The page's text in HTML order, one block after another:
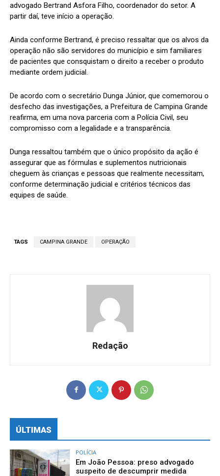
advogado Bertrand Asfora Filho, coordenador do setor. A
partir daí, teve início a operação.
Ainda conforme Bertrand, é preciso ressaltar que os alvos da
operação não são servidores do município e sim familiares
de pacientes que consquistam o direito a receber o produto
mediante ordem judicial.
De acordo com o secretário Dunga Júnior, que comemorou o
desfecho das investigações, a Prefeitura de Campina Grande
reafirma, em uma nova parceria com a Polícia Civil, seu
compromisso com a legalidade e a transparência.
Dunga ressaltou também que o único propósito da ação é
assegurar que as fórmulas e suplementos nutricionais
cheguem às crianças e pessoas que realmente necessitam,
conforme determinação judicial e critérios técnicos das
equipes de saúde.
TAGS CAMPINA GRANDE OPERAÇÃO
Redação
ÚLTIMAS
POLÍCIA
Em João Pessoa: preso advogado
suspeito de descumprir medida